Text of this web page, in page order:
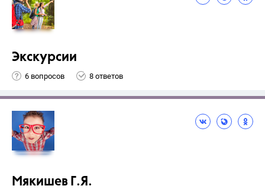
Экскурсии
6 вопросов 8 ответов
Мякишев Г.Я.